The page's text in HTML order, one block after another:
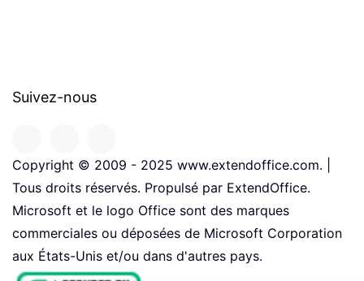
Suivez-nous
Copyright © 2009 - 2025 www.extendoffice.com. |
Tous droits réservés. Propulsé par ExtendOffice.
Microsoft et le logo Office sont des marques
commerciales ou déposées de Microsoft Corporation
aux États-Unis et/ou dans d'autres pays.